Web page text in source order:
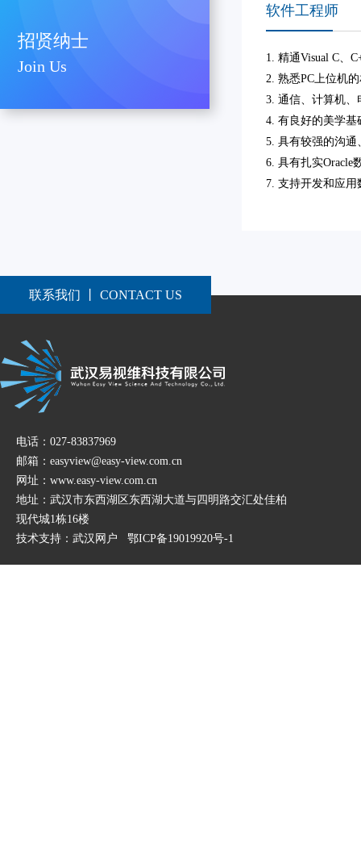
招贤纳士
Join Us
软件工程师
1. 精通Visual C、
2. 熟悉PC上位机
3. 通信、计算机
4. 有良好的美学
5. 具有较强的沟
6. 具有扎实Oracle
7. 支持开发和应
联系我们 丨 CONTACT US
电话：027-83837969
邮箱：easyview@easy-view.com.cn
网址：www.easy-view.com.cn
地址：武汉市东西湖区东西湖大道与四明路交汇处佳柏
现代城1栋16楼
技术支持： 武汉网户 鄂ICP备19019920号-1